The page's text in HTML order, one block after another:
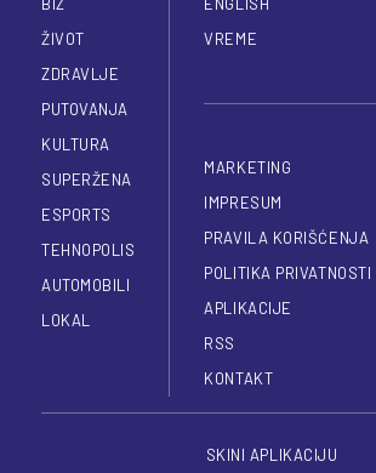
ŽIVOT
ZDRAVLJE
PUTOVANJA
KULTURA
SUPERŽENA
ESPORTS
TEHNOPOLIS
AUTOMOBILI
LOKAL
VREME
MARKETING
IMPRESUM
PRAVILA KORIŠĆENJA
POLITIKA PRIVATNOSTI
APLIKACIJE
RSS
KONTAKT
SKINI APLIKACIJU